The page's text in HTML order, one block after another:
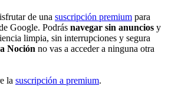
de una suscripción premium para
Google. Podrás navegar sin anuncios y
limpia, sin interrupciones y segura
Noción no vas a acceder a ninguna otra
la suscripción a premium.